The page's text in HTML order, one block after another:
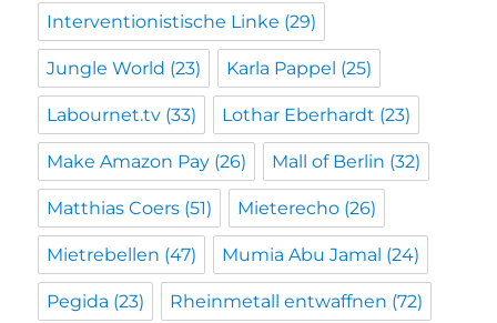
Interventionistische Linke (29)
Jungle World (23) Karla Pappel (25)
Labournet.tv (33) Lothar Eberhardt (23)
Make Amazon Pay (26) Mall of Berlin (32)
Matthias Coers (51) Mieterecho (26)
Mietrebellen (47) Mumia Abu Jamal (24)
Pegida (23) Rheinmetall entwaffnen (72)